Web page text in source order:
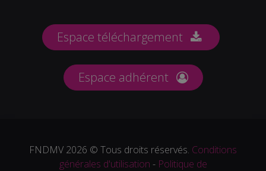
Espace téléchargement
Espace adhérent
FNDMV 2026 © Tous droits réservés. Conditions
générales d'utilisation - Politique de